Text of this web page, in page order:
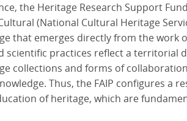
the Heritage Research Support Fund
(National Cultural Heritage
that emerges directly from the work
scientific practices reflect a territorial
collections and forms of
Thus, the FAIP configures a
of heritage, which are